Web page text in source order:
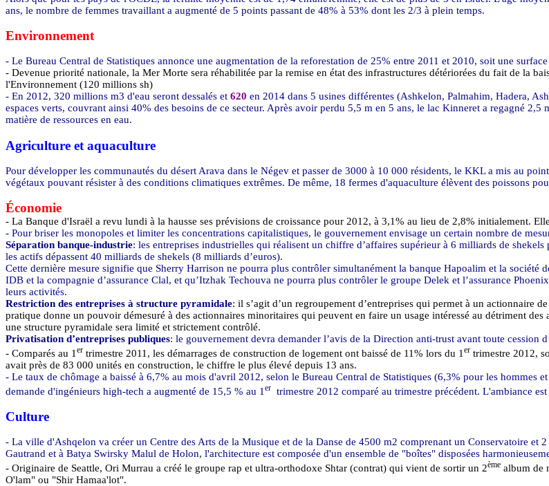
ans, le nombre de femmes travaillant a augmenté de 5 points passant de 48% à 53% dont les 2/3 à plein temps.
Environnement
- Le Bureau Central de Statistiques annonce une augmentation de la reforestation de 25% entre 2011 et 2010, soit une surface
- Devenue priorité nationale, la Mer Morte sera réhabilitée par la remise en état des infrastructures détériorées du fait de la
l'Environnement (120 millions sh)
- En 2012, 320 millions m3 d'eau seront dessalés et 620 en 2014 dans 5 usines différentes (Ashkelon, Palmahim, Hadera,
espaces verts, couvrant ainsi 40% des besoins de ce secteur. Après avoir perdu 5,5 m en 5 ans, le lac Kinneret a regagné 2,5
matière de ressources en eau.
Agriculture et aquaculture
Pour développer les communautés du désertArava dans le Négev et passer de 3000 à 10 000 résidents, le KKL a mis au
végétaux pouvant résister à des conditions climatiques extrêmes. De même, 18 fermes d'aquaculture élèvent des poissons
Économie
- La Banque d'Israël a revu lundi à la hausse ses prévisions de croissance pour 2012, à 3,1% au lieu de 2,8% initialement.
- Pour briser les monopoles et limiter les concentrations capitalistiques, le gouvernement envisage un certain nombre de
Séparation banque-industrie: les entreprises industrielles qui réalisent un chiffre d’affaires supérieur à 6 milliards de
les actifs dépassent 40 milliards de shekels (8 milliards d’euros).
Cette dernière mesure signifie que Sherry Harrison ne pourra plus contrôler simultanément la banque Hapoalim et la société
IDB et la compagnie d’assurance Clal, et qu’Itzhak Techouva ne pourra plus contrôler le groupe Delek et l’assurance
leurs activités.
Restriction des entreprises à structure pyramidale: il s’agit d’un regroupement d’entreprises qui permet à un actionnaire
pratique donne un pouvoir démesuré à des actionnaires minoritaires qui peuvent en faire un usage intéressé au détriment
une structure pyramidale sera limité et strictement contrôlé.
Privatisation d’entreprises publiques: le gouvernement devra demander l’avis de la Direction anti-trust avant toute cession
- Comparés au 1er trimestre 2011, les démarrages de construction de logement ont baissé de 11% lors du 1er trimestre 2012,
avait près de 83 000 unités en construction, le chiffre le plus élevé depuis 13 ans.
- Le taux de chômage a baissé à 6,7% au mois d'avril 2012, selon le Bureau Central de Statistiques (6,3% pour les
demande d'ingénieurs high-tech a augmenté de 15,5 % au 1er trimestre 2012 comparé au trimestre précédent. L'ambiance
Culture
- La ville d'Ashqelon va créer un Centre des Arts de la Musique et de la Danse de 4500 m2 comprenant un Conservatoire et
Gautrand et à Batya Swirsky Malul de Holon, l'architecture est composée d'un ensemble de "boîtes" disposées
- Originaire de Seattle, Ori Murrau a créé le groupe rap et ultra-orthodoxe Shtar (contrat) qui vient de sortir un 2ème album de
O'lam" ou "Shir Hamaa'lot".